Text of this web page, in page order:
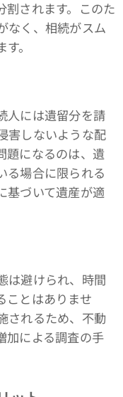
割されます。このた
なく、相続がスム
。
人には遺留分を請
害しないような配
題になるのは、遺
る場合に限られる
基づいて遺産が適
は避けられ、時間
ことはありませ
されるため、不動
加による調査の手